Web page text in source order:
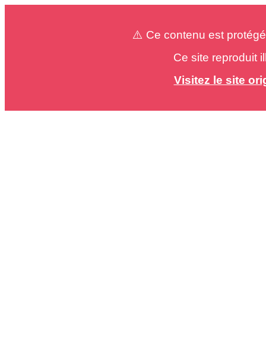
⚠️ Ce contenu est
Ce site reproduit
Visitez le site